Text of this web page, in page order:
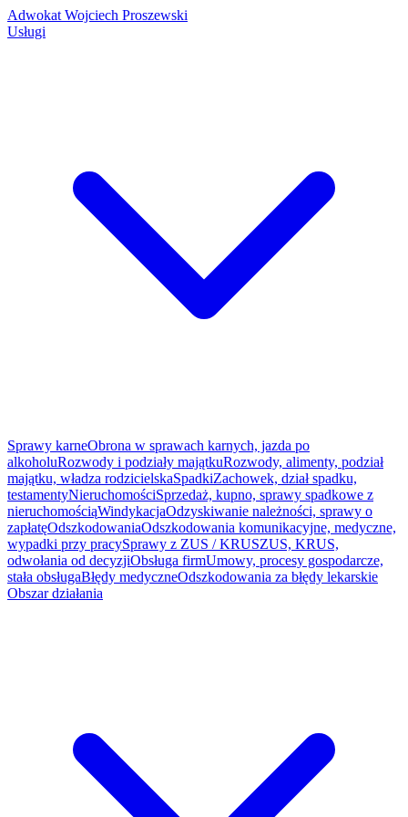
Adwokat Wojciech Proszewski
Usługi
Sprawy karneObrona w sprawach karnych, jazda po
alkoholuRozwody i podziały majątkuRozwody, alimenty, podział
majątku, władza rodzicielskaSpadkiZachowek, dział spadku,
testamentyNieruchomościSprzedaż, kupno, sprawy spadkowe z
nieruchomościąWindykacjaOdzyskiwanie należności, sprawy o
zapłatęOdszkodowaniaOdszkodowania komunikacyjne, medyczne,
wypadki przy pracySprawy z ZUS / KRUSZUS, KRUS,
odwołania od decyzjiObsługa firmUmowy, procesy gospodarcze,
stała obsługaBłędy medyczneOdszkodowania za błędy lekarskie
Obszar działania